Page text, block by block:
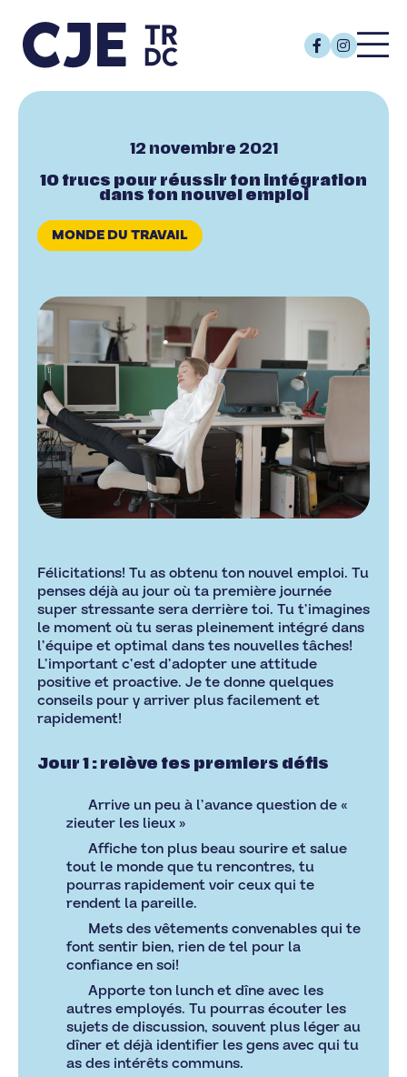
12 novembre 2021
10 trucs pour réussir ton intégration
dans ton nouvel emploi
MONDE DU TRAVAIL
Félicitations! Tu as obtenu ton nouvel emploi. Tu
penses déjà au jour où ta première journée
super stressante sera derrière toi. Tu t’imagines
le moment où tu seras pleinement intégré dans
l’équipe et optimal dans tes nouvelles tâches!
L’important c’est d’adopter une attitude
positive et proactive. Je te donne quelques
conseils pour y arriver plus facilement et
rapidement!
Jour 1 : relève tes premiers défis
Arrive un peu à l’avance question de «
zieuter les lieux »
Affiche ton plus beau sourire et salue
tout le monde que tu rencontres, tu
pourras rapidement voir ceux qui te
rendent la pareille.
Mets des vêtements convenables qui te
font sentir bien, rien de tel pour la
confiance en soi!
Apporte ton lunch et dîne avec les
autres employés. Tu pourras écouter les
sujets de discussion, souvent plus léger au
dîner et déjà identifier les gens avec qui tu
as des intérêts communs.